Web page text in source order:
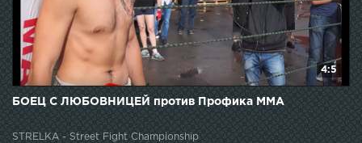
4:5
БОЕЦ С ЛЮБОВНИЦЕЙ против Профика ММА
STRELKA - Street Fight Championship